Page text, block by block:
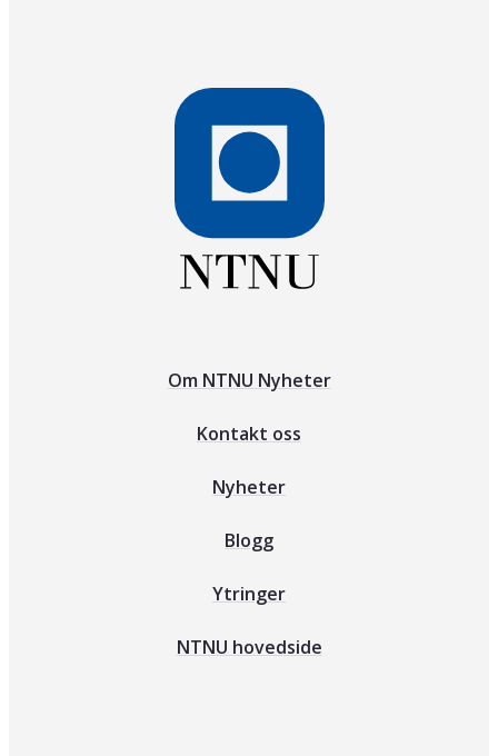
Om NTNU Nyheter
Kontakt oss
Nyheter
Blogg
Ytringer
NTNU hovedside